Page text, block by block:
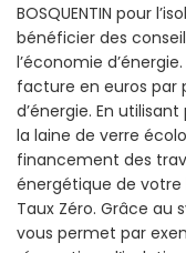
BOSQUENTIN pour
bénéficier des
l’économie
facture en euros par
d’énergie. En
la laine de verre
financement des
énergétique de votre
Taux Zéro. Grâce au
vous permet par